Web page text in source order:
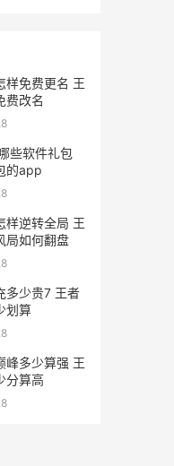
样免费更名 王
费改名
些软件礼包
的app
样逆转全局 王
局如何翻盘
多少贵7 王者
划算
峰多少算强 王
分算高